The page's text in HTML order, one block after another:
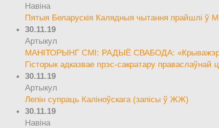
Навіна
Пятыя Беларускія Калядныя чытання прайшлі ў
30.11.19
Артыкул
МАНІТОРЫНГ СМІ: РАДЫЁ СВАБОДА:
Гісторык адказвае прэс-сакратару праваслаўнай
30.11.19
Артыкул
Лепін супраць Каліноўскага (запісы ў ЖЖ)
30.11.19
Навіна